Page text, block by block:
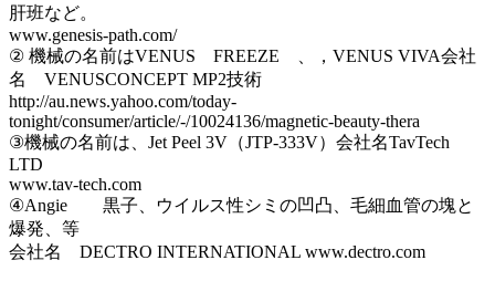
肝班など。
www.genesis-path.com/
② 機械の名前はVENUS FREEZE 、，VENUS VIVA会社
名 VENUSCONCEPT MP2技術
http://au.news.yahoo.com/today-
tonight/consumer/article/-/10024136/magnetic-beauty-thera
③機械の名前は、Jet Peel 3V（JTP-333V）会社名TavTech
LTD
www.tav-tech.com
④Angie 黒子、ウイルス性シミの凹凸、毛細血管の塊と
爆発、等
会社名 DECTRO INTERNATIONAL www.dectro.com